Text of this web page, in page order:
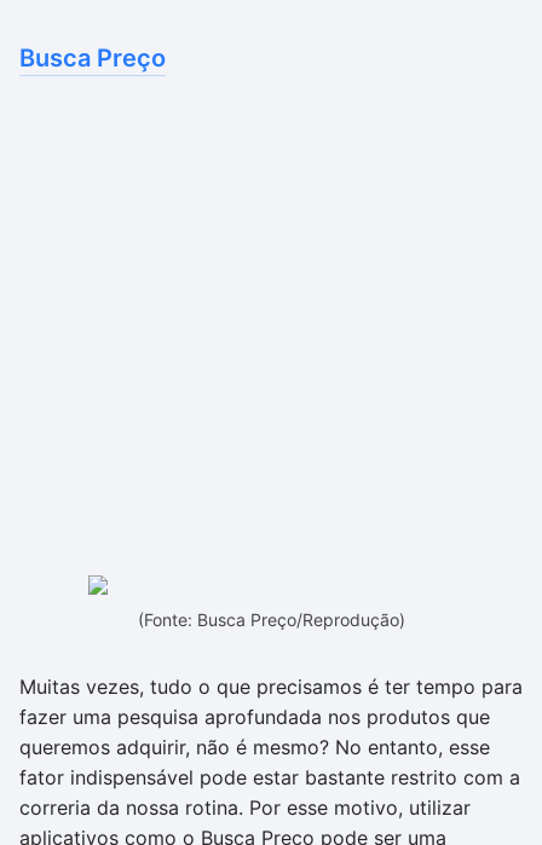
Busca Preço
(Fonte: Busca Preço/Reprodução)
Muitas vezes, tudo o que precisamos é ter tempo para
fazer uma pesquisa aprofundada nos produtos que
queremos adquirir, não é mesmo? No entanto, esse
fator indispensável pode estar bastante restrito com a
correria da nossa rotina. Por esse motivo, utilizar
aplicativos como o Busca Preço pode ser uma